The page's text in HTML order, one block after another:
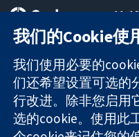
可信任的证据
知情决定
更完善的医疗健
康
11-
W1G
我们的Cookie使
我们使用必要的
们还希望设置可选的
行改进。除非您启用
选的cookie。使用此